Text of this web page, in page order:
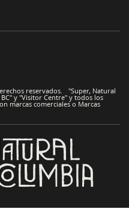
reservados. "Super, Natural
y "Visitor Centre" y todos los
marcas comerciales o Marcas